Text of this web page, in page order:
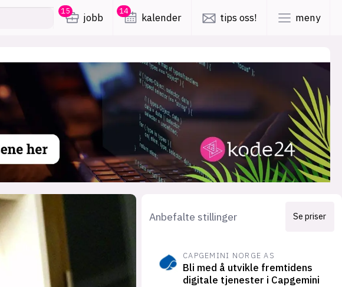
15
jobb
14
kalender tips oss! meny
meninger
apputvikling
inn/ut
lys modus
mørk modus
nyhetsbrev
kode24-klubben
LinkedIn
Bluesky
annonseguide
suksesshistorier
Anbefalte stillinger Se priser
CAPGEMINI NORGE AS
Bli med å utvikle fremtidens
digitale tjenester i Capgemini